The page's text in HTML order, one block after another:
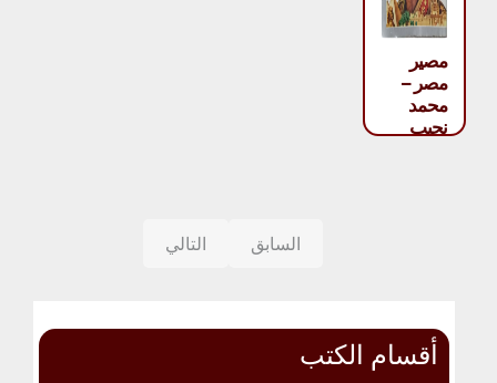
مصير
مصر –
محمد
نجيب
السابق التالي
أقسام الكتب